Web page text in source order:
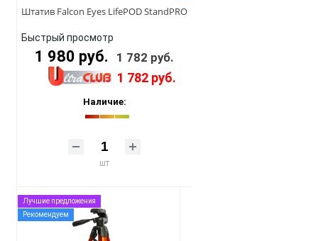
Штатив Falcon Eyes LifePOD StandPRO
Быстрый просмотр
1 980 руб. 1 782 руб.
1 782 руб.
Наличие:
шт
Лучшие предложения
Рекомендуем